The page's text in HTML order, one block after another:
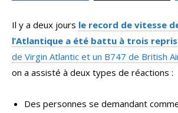
Il y a deux jours le record de vitesse
l’Atlantique a été battu à trois
de Virgin Atlantic et un B747 de British
on a assisté à deux types de réactions :
Des personnes se demandant